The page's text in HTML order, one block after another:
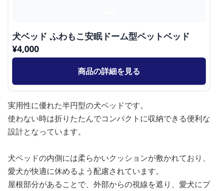
犬ベッド ふわもこ安眠ドーム型ペットベッド
¥4,000
商品の詳細を見る
実用性に優れた半円型の犬ベッドです。
使わない時は折りたたんでコンパクトに収納できる便利な
設計となっています。
犬ベッドの内側には柔らかいクッションが敷かれており、
愛犬が快適に休めるよう配慮されています。
屋根部分があることで、外部からの視線を遮り、愛犬にプ